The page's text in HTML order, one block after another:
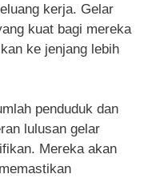
kerja. Gelar
kuat bagi mereka
ke jenjang lebih
penduduk dan
lulusan gelar
Mereka akan